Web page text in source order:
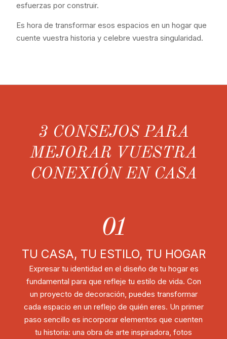
esfuerzas por construir.
Es hora de transformar esos espacios en un hogar que
cuente vuestra historia y celebre vuestra singularidad.
3 CONSEJOS PARA
MEJORAR VUESTRA
CONEXIÓN EN CASA
01
TU CASA, TU ESTILO, TU HOGAR
Expresar tu identidad en el diseño de tu hogar es
fundamental para que refleje tu estilo de vida. Con
un proyecto de decoración, puedes transformar
cada espacio en un reflejo de quién eres. Un primer
paso sencillo es incorporar elementos que cuenten
tu historia: una obra de arte inspiradora, fotos